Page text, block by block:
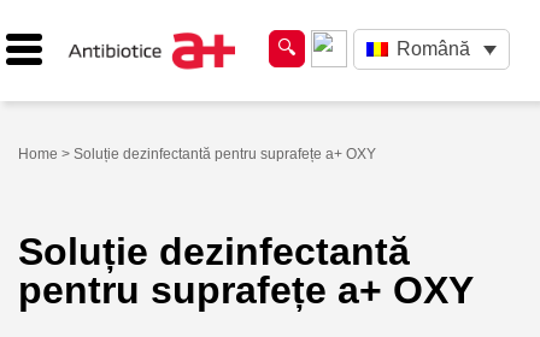
Română
Home > Soluție dezinfectantă pentru suprafețe a+ OXY
Soluție dezinfectantă
pentru suprafețe a+ OXY